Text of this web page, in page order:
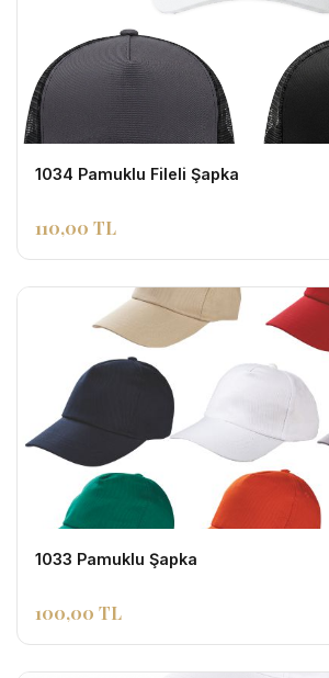
1034 Pamuklu Fileli Şapka
110,00 TL
1033 Pamuklu Şapka
100,00 TL